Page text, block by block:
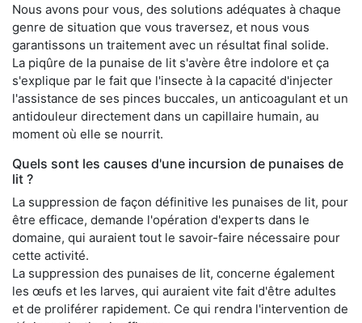
Nous avons pour vous, des solutions adéquates à chaque
genre de situation que vous traversez, et nous vous
garantissons un traitement avec un résultat final solide.
La piqûre de la punaise de lit s'avère être indolore et ça
s'explique par le fait que l'insecte à la capacité d'injecter
l'assistance de ses pinces buccales, un anticoagulant et un
antidouleur directement dans un capillaire humain, au
moment où elle se nourrit.
Quels sont les causes d'une incursion de punaises de
lit ?
La suppression de façon définitive les punaises de lit, pour
être efficace, demande l'opération d'experts dans le
domaine, qui auraient tout le savoir-faire nécessaire pour
cette activité.
La suppression des punaises de lit, concerne également
les œufs et les larves, qui auraient vite fait d'être adultes
et de proliférer rapidement. Ce qui rendra l'intervention de